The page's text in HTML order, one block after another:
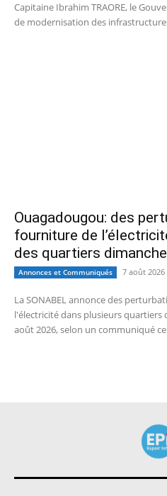
Capitaine Ibrahim TRAORE, le
de modernisation des
Ouagadougou: des
fourniture de
des quartiers dimanche
Annonces et Communiqués 7 août 2026
La SONABEL annonce des
l'électricité dans plusieurs quartiers
août 2026, selon un communiqué